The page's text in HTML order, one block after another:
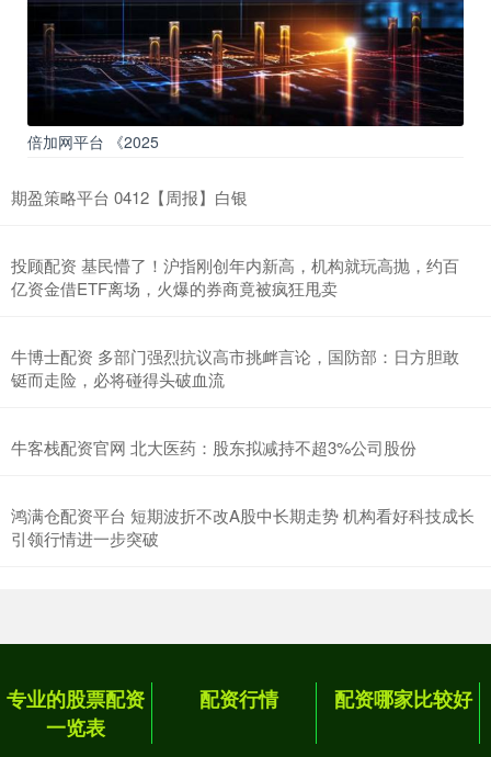
倍加网平台 《2025
期盈策略平台 0412【周报】白银
投顾配资 基民懵了！沪指刚创年内新高，机构就玩高抛，约百
亿资金借ETF离场，火爆的券商竟被疯狂甩卖
牛博士配资 多部门强烈抗议高市挑衅言论，国防部：日方胆敢
铤而走险，必将碰得头破血流
牛客栈配资官网 北大医药：股东拟减持不超3%公司股份
鸿满仓配资平台 短期波折不改A股中长期走势 机构看好科技成长
引领行情进一步突破
专业的股票配资
一览表
配资行情 配资哪家比较好